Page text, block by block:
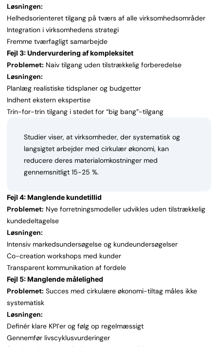
Løsningen:
Helhedsorienteret tilgang på tværs af alle virksomhedsområder
Integration i virksomhedens strategi
Fremme tværfagligt samarbejde
Fejl 3: Undervurdering af kompleksitet
Problemet: Naiv tilgang uden tilstrækkelig forberedelse
Løsningen:
Planlæg realistiske tidsplaner og budgetter
Indhent ekstern ekspertise
Trin-for-trin tilgang i stedet for “big bang”-tilgang
Studier viser, at virksomheder, der systematisk og
langsigtet arbejder med cirkulær økonomi, kan
reducere deres materialomkostninger med
gennemsnitligt 15-25 %.
Fejl 4: Manglende kundetillid
Problemet: Nye forretningsmodeller udvikles uden tilstrækkelig
kundedeltagelse
Løsningen:
Intensiv markedsundersøgelse og kundeundersøgelser
Co-creation workshops med kunder
Transparent kommunikation af fordele
Fejl 5: Manglende målelighed
Problemet: Succes med cirkulære økonomi-tiltag måles ikke
systematisk
Løsningen:
Definér klare KPI’er og følg op regelmæssigt
Gennemfør livscyklusvurderinger